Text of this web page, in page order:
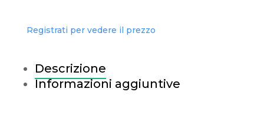
Registrati per vedere il prezzo
Descrizione
Informazioni aggiuntive